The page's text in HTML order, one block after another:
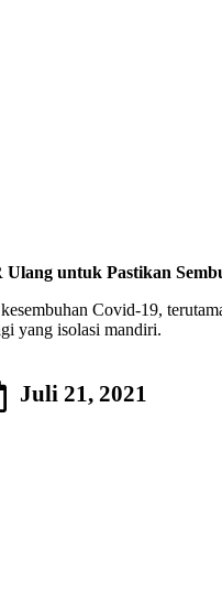
untuk Pastikan
Covid-19,
yang isolasi mandiri.
Juli 21, 2021